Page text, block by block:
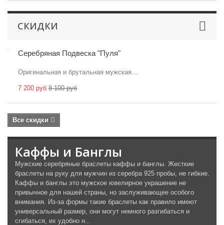
СКИДКИ
Серебряная Подвеска "Пуля"
Оригинальная и брутальная мужская...
7 200 руб 8 100 руб
Все скидки
Каффы и Банглы
Мужские серебряные браслеты каффы и банглы. Жесткие
браслеты на руку для мужчин из серебра 925 пробы, не гибкие.
Каффы и банглы это мужское ювелирное украшение не
привычное для нашей страны, но заслуживающее особого
внимания. Из-за формы такие браслеты как правило имеют
универсальный размер, они могут немного разгибаться и
сгибаться, их удобно н...